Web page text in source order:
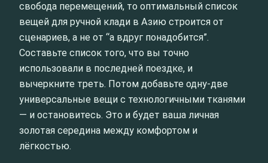
свобода перемещений, то оптимальный список
вещей для ручной клади в Азию строится от
сценариев, а не от “а вдруг понадобится”.
Составьте список того, что вы точно
использовали в последней поездке, и
вычеркните треть. Потом добавьте одну-две
универсальные вещи с технологичными тканями
— и остановитесь. Это и будет ваша личная
золотая середина между комфортом и
лёгкостью.